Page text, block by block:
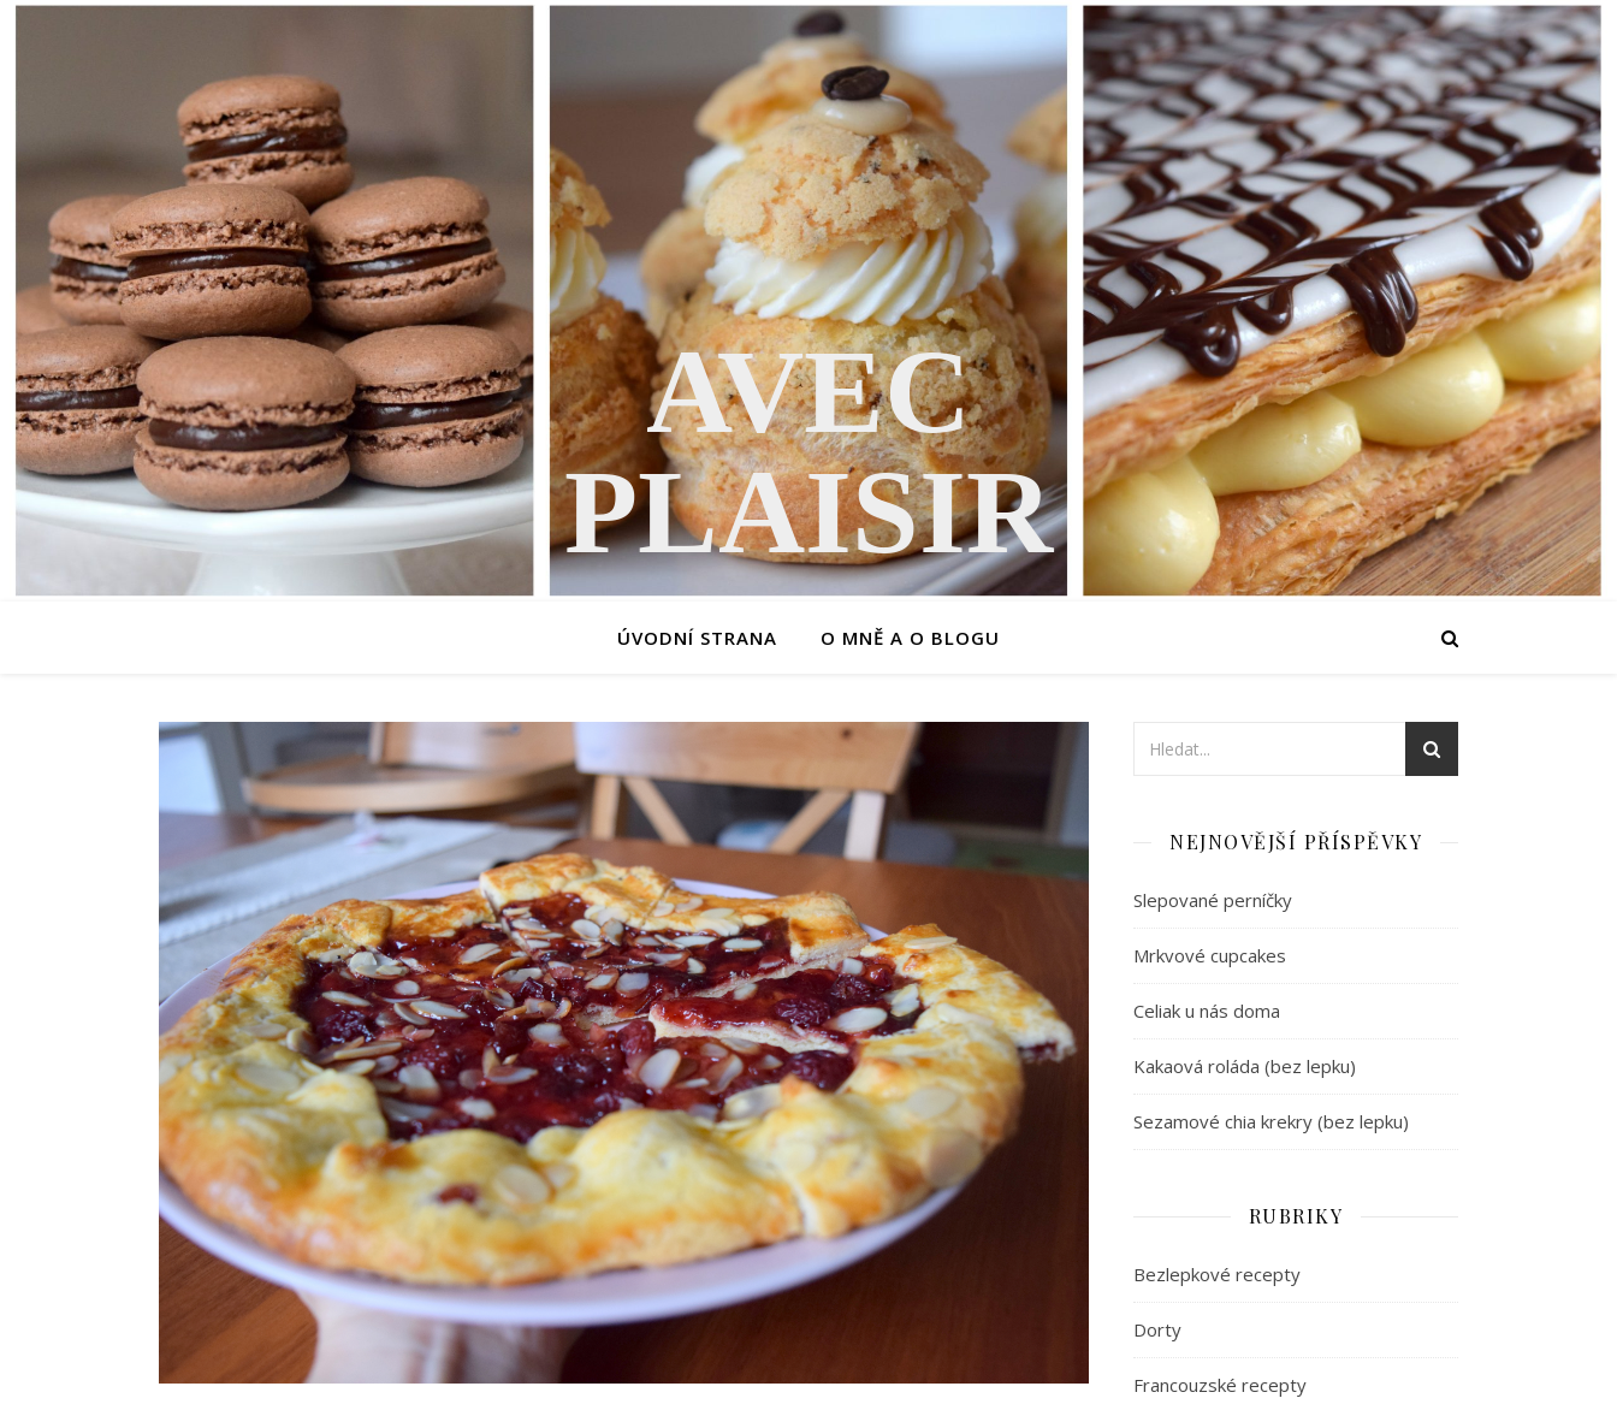
AVEC
PLAISIR
ÚVODNÍ STRANA O MNĚ A O BLOGU
NEJNOVĚJŠÍ PŘÍSPĚVKY
Slepované perníčky
Mrkvové cupcakes
Celiak u nás doma
Kakaová roláda (bez lepku)
Sezamové chia krekry (bez lepku)
RUBRIKY
Bezlepkové recepty
Dorty
Francouzské recepty